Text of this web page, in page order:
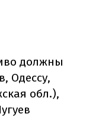
должны
Одессу,
обл.),